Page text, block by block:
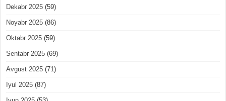
Dekabr 2025 (59)
Noyabr 2025 (86)
Oktabr 2025 (59)
Sentabr 2025 (69)
Avgust 2025 (71)
Iyul 2025 (87)